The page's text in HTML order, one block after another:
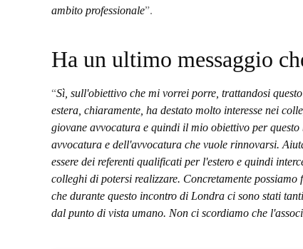
ambito professionale”.
Ha un ultimo messaggio
“Sì, sull'obiettivo che mi vorrei porre, trattandosi
estera, chiaramente, ha destato molto interesse nei
giovane avvocatura e quindi il mio obiettivo per
avvocatura e dell'avvocatura che vuole rinnovarsi.
essere dei referenti qualificati per l'estero e quindi
colleghi di potersi realizzare. Concretamente
che durante questo incontro di Londra ci sono stati
dal punto di vista umano. Non ci scordiamo che